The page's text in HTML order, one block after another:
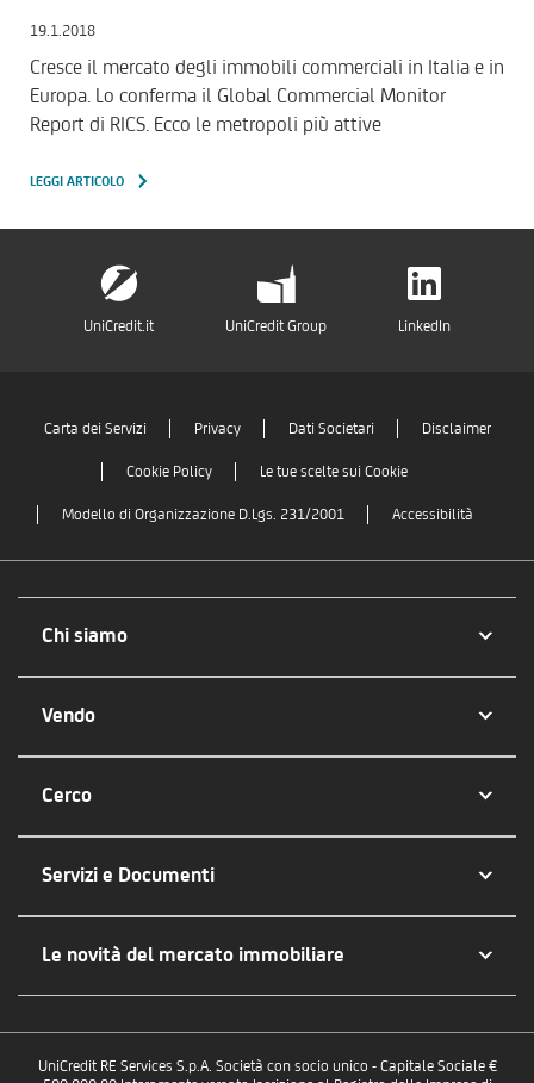
19.1.2018
Cresce il mercato degli immobili commerciali in Italia e in
Europa. Lo conferma il Global Commercial Monitor
Report di RICS. Ecco le metropoli più attive
LEGGI ARTICOLO
UniCredit.it UniCredit Group LinkedIn
Carta dei Servizi Privacy Dati Societari Disclaimer
Cookie Policy Le tue scelte sui Cookie
Modello di Organizzazione D.Lgs. 231/2001 Accessibilità
Chi siamo
Vendo
Cerco
Servizi e Documenti
Le novità del mercato immobiliare
UniCredit RE Services S.p.A. Società con socio unico - Capitale Sociale €